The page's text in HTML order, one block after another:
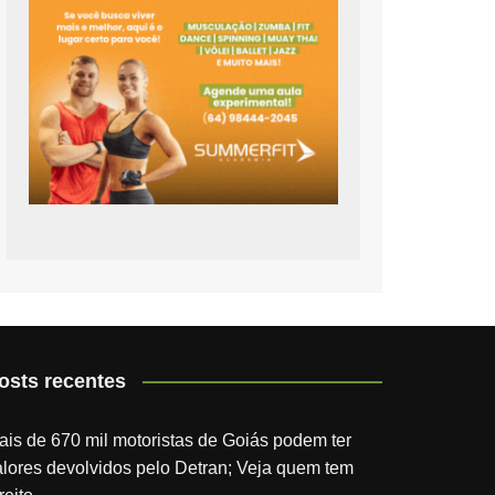
recentes
de 670 mil motoristas de Goiás podem ter
devolvidos pelo Detran; Veja quem tem